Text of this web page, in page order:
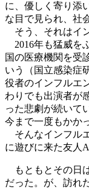
に、優しく寄り添
な目で見られ、社
そう、それはイ
2016年も猛威を
国の医療機関を受
いう（国立感染症
役者のインフルエ
わりでも出演者が
った悲劇が続いて
今まで一度もかか
そんなインフル
に遊びに来た友人
もともとその日
だった。が、訪れ